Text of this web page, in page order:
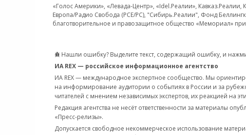
«Голос Америки», «Левада-Центр», «Idel.Реалии»,
Европа/Радио Свобода (PCE/PC), "Сибирь.Реалии", Фонд
благотворительное и правозащитное общество «Мемориал»
Нашли ошибку? Выделите текст, содержащий ошибку, и
ИА REX — российское информационное агентство
ИА REX — международное экспертное сообщество. Мы
на информирование аудитории о событиях в России и за
читателей с мнением независимых экспертов, их реакцией на
Редакция агентства не несёт ответственности за материалы
«Пресс-релизы».
Допускается свободное некоммерческое использование